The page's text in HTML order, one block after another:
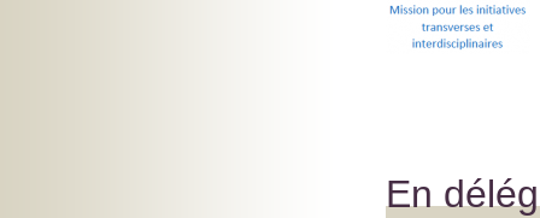
En